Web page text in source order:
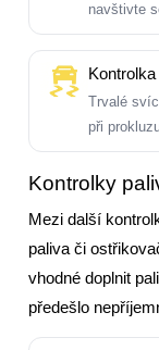
navštivte
Trvalé
při
Kontrolky
Mezi další
paliva či
vhodné doplnit
předešlo